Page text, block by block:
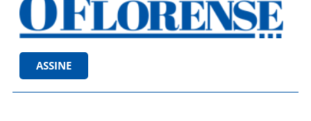
ASSINE